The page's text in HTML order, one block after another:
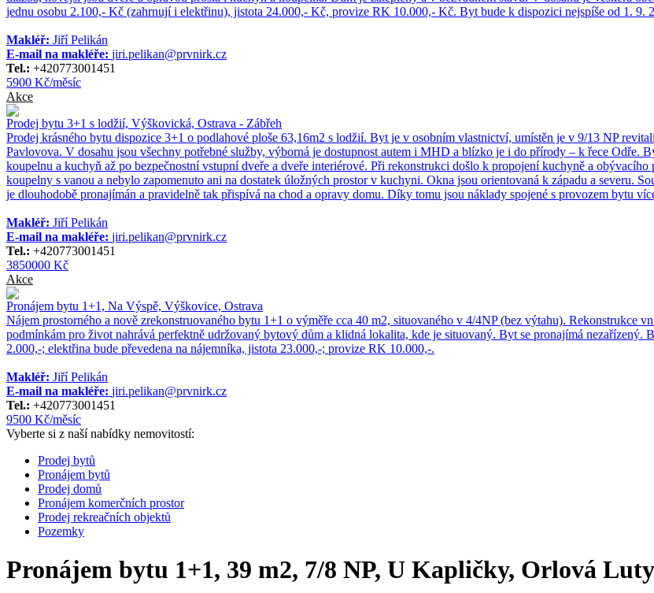
jednu osobu 2.100,- Kč (zahrnují i elektřinu), jistota 24.000,- Kč, provize RK 10.000,- Kč. Byt bude k dispozici nejspíše od 1. 9.
Makléř: Jiří Pelikán
E-mail na makléře: jiri.pelikan@prvnirk.cz
Tel.: +420773001451
5900 Kč/měsíc
Akce
Prodej bytu 3+1 s lodžií, Výškovická, Ostrava - Zábřeh
Prodej krásného bytu dispozice 3+1 o podlahové ploše 63,16m2 s lodžií. Byt je v osobním vlastnictví, umístěn je v 9/13 NP
Pavlovova. V dosahu jsou všechny potřebné služby, výborná je dostupnost autem i MHD a blízko je i do přírody – k řece Odře.
koupelnu a kuchyň až po bezpečnostní vstupní dveře a dveře interiérové. Při rekonstrukci došlo k propojení kuchyně a
koupelny s vanou a nebylo zapomenuto ani na dostatek úložných prostor v kuchyni. Okna jsou orientovaná k západu a severu.
je dlouhodobě pronajímán a pravidelně tak přispívá na chod a opravy domu. Díky tomu jsou náklady spojené s provozem bytu
Makléř: Jiří Pelikán
E-mail na makléře: jiri.pelikan@prvnirk.cz
Tel.: +420773001451
3850000 Kč
Akce
Pronájem bytu 1+1, Na Výspě, Výškovice, Ostrava
Nájem prostorného a nově zrekonstruovaného bytu 1+1 o výměře cca 40 m2, situovaného v 4/4NP (bez výtahu). Rekonstrukce
podmínkám pro život nahrává perfektně udržovaný bytový dům a klidná lokalita, kde je situovaný. Byt se pronajímá nezařízený.
2.000,-; elektřina bude převedena na nájemníka, jistota 23.000,-; provize RK 10.000,-.
Makléř: Jiří Pelikán
E-mail na makléře: jiri.pelikan@prvnirk.cz
Tel.: +420773001451
9500 Kč/měsíc
Vyberte si z naší nabídky nemovitostí:
Prodej bytů
Pronájem bytů
Prodej domů
Pronájem komerčních prostor
Prodej rekreačních objektů
Pozemky
Pronájem bytu 1+1, 39 m2, 7/8 NP, U Kapličky, Orlová